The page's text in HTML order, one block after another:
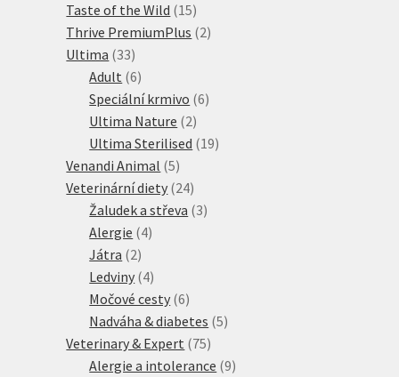
produktů
Taste of the Wild 1515
produktů
Thrive PremiumPlus 22
Ultima 3333
produktů
Adult 66
produktů
Speciální krmivo 66
Ultima Nature 22
produkty
Ultima Sterilised 1919
Venandi Animal 55
produktů
Veterinární diety 2424
produktů
Žaludek a střeva 33
Alergie 44
Játra 22
produkty
Ledviny 44
produkty
Močové cesty 66
produktů
Nadváha & diabetes 55
Veterinary & Expert 7575
produktů
Alergie a intolerance 99